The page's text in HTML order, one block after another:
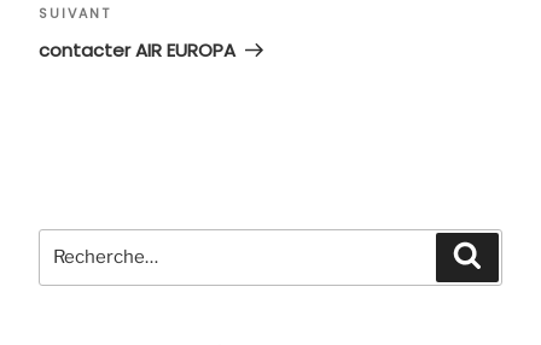
Article
suivant
SUIVANT
contacter AIR EUROPA
Recherche
pour